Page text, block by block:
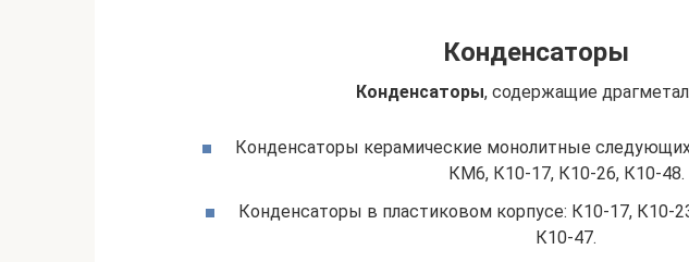
Конденсаторы
Конденсаторы, содержащие
Конденсаторы керамические монолитные
КМ6, К10-17, К10-26, К10-48.
Конденсаторы в пластиковом корпусе: К10-17, К10-
К10-47.